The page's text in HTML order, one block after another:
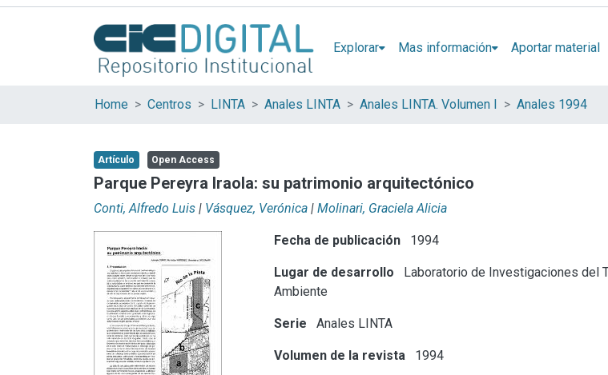
Explorar Mas información Aportar material
Home Centros LINTA Anales LINTA Anales LINTA. Volumen I Anales 1994
Artículo Open Access
Parque Pereyra Iraola: su patrimonio arquitectónico
Conti, Alfredo Luis | Vásquez, Verónica | Molinari, Graciela Alicia
Fecha de publicación 1994
Lugar de desarrollo
Laboratorio de Investigaciones del
Ambiente
Serie Anales LINTA
Volumen de la revista 1994